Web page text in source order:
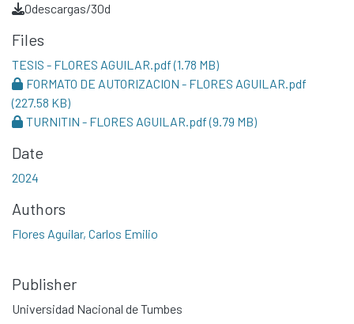
0descargas/30d
Files
TESIS - FLORES AGUILAR.pdf(1.78 MB)
FORMATO DE AUTORIZACION - FLORES AGUILAR.pdf
(227.58 KB)
TURNITIN - FLORES AGUILAR.pdf(9.79 MB)
Date
2024
Authors
Flores Aguilar, Carlos Emilio
Publisher
Universidad Nacional de Tumbes